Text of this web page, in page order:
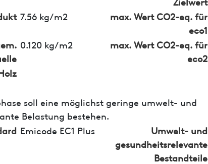
7.56 kg/m2
max. Wert CO2-eq. für
eco1
0.120 kg/m2
max. Wert CO2-eq. für
eco2
soll eine möglichst geringe umwelt- und
Belastung bestehen.
Emicode EC1 Plus
Umwelt- und
gesundheitsrelevante
Bestandteile